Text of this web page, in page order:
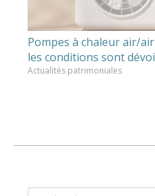
Pompes à chaleur air/
les conditions sont
Actualités patrimoniales
Rechercher